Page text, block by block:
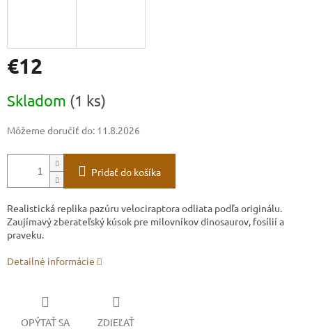
€12
cena:
Skladom (1 ks)
Môžeme doručiť do: 11.8.2026
Pridať do košíka
Realistická replika pazúru velociraptora odliata podľa originálu.
Zaujímavý zberateľský kúsok pre milovníkov dinosaurov, fosílií a
praveku.
Detailné informácie
OPÝTAŤ SA ZDIEĽAŤ